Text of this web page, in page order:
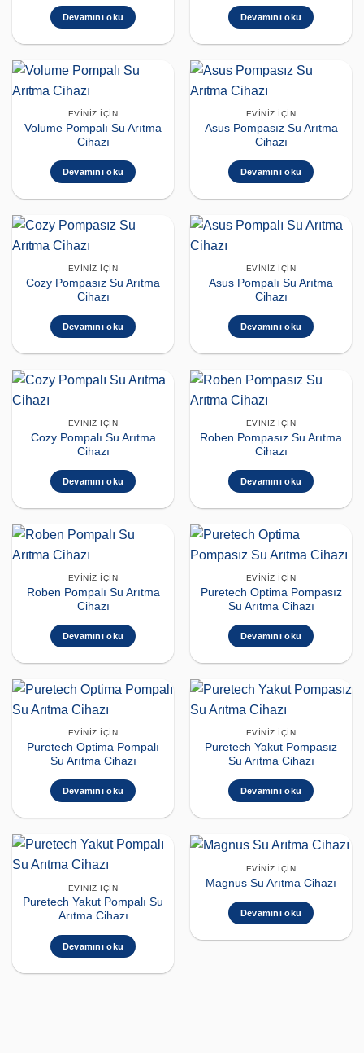
Devamını oku Devamını oku
EVINIZ İÇIN
Volume Pompalı Su Arıtma
Cihazı
Devamını oku
EVINIZ İÇIN
Asus Pompasız Su Arıtma
Cihazı
Devamını oku
EVINIZ İÇIN
Cozy Pompasız Su Arıtma
Cihazı
Devamını oku
EVINIZ İÇIN
Asus Pompalı Su Arıtma
Cihazı
Devamını oku
EVINIZ İÇIN
Cozy Pompalı Su Arıtma
Cihazı
Devamını oku
EVINIZ İÇIN
Roben Pompasız Su Arıtma
Cihazı
Devamını oku
EVINIZ İÇIN
Roben Pompalı Su Arıtma
Cihazı
Devamını oku
EVINIZ İÇIN
Puretech Optima Pompasız
Su Arıtma Cihazı
Devamını oku
EVINIZ İÇIN
Puretech Optima Pompalı
Su Arıtma Cihazı
Devamını oku
EVINIZ İÇIN
Puretech Yakut Pompasız
Su Arıtma Cihazı
Devamını oku
EVINIZ İÇIN
Puretech Yakut Pompalı Su
Arıtma Cihazı
Devamını oku
EVINIZ İÇIN
Magnus Su Arıtma Cihazı
Devamını oku